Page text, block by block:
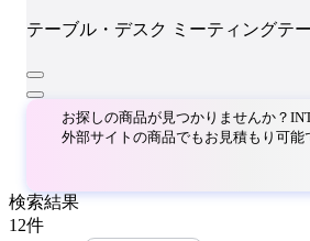
テーブル・デスク ミーティングテ
お探しの商品が見つかりませんか？
外部サイトの商品でもお見積もり可能
検索結果
12件